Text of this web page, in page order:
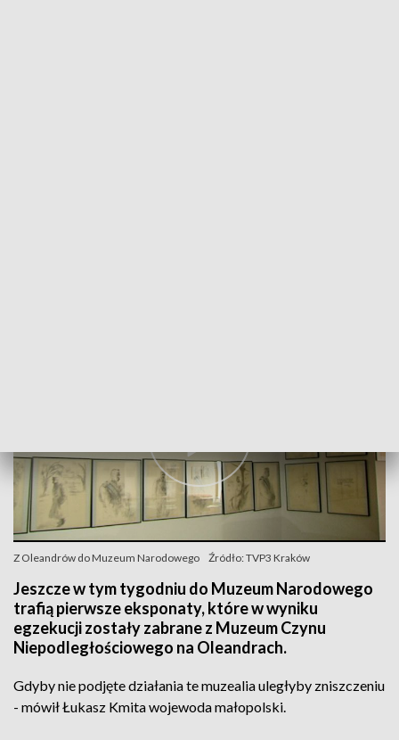
Z Oleandrów do Muzeum Narodowego Źródło: TVP3 Kraków
Jeszcze w tym tygodniu do Muzeum Narodowego
trafią pierwsze eksponaty, które w wyniku
egzekucji zostały zabrane z Muzeum Czynu
Niepodległościowego na Oleandrach.
Gdyby nie podjęte działania te muzealia uległyby zniszczeniu
- mówił Łukasz Kmita wojewoda małopolski.